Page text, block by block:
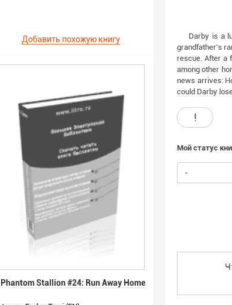
Добавить похожую книгу
Phantom Stallion #24: Run Away Home
Darby is a
grandfather's
rescue. After a
among other
news arrives:
could Darby
!
Мой статус
-